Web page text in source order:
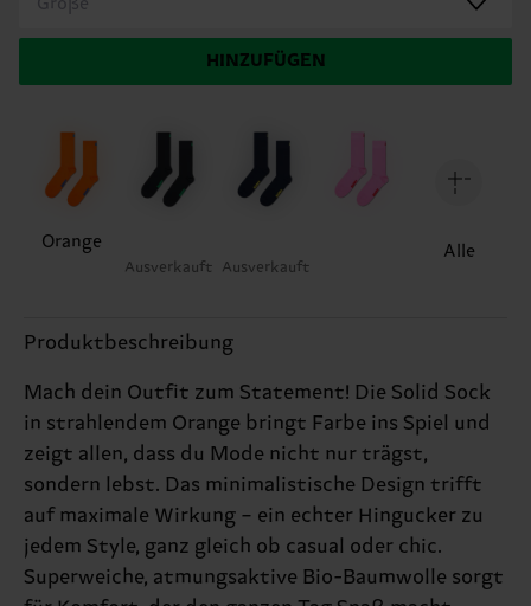
Größe
HINZUFÜGEN
Orange
Ausverkauft Ausverkauft
Alle
Produktbeschreibung
Mach dein Outfit zum Statement! Die Solid Sock
in strahlendem Orange bringt Farbe ins Spiel und
zeigt allen, dass du Mode nicht nur trägst,
sondern lebst. Das minimalistische Design trifft
auf maximale Wirkung – ein echter Hingucker zu
jedem Style, ganz gleich ob casual oder chic.
Superweiche, atmungsaktive Bio-Baumwolle sorgt